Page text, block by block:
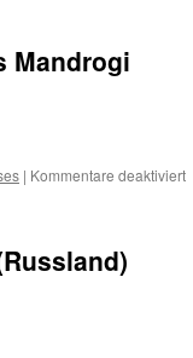
Mandrogi
| Kommentare deaktiviertfür